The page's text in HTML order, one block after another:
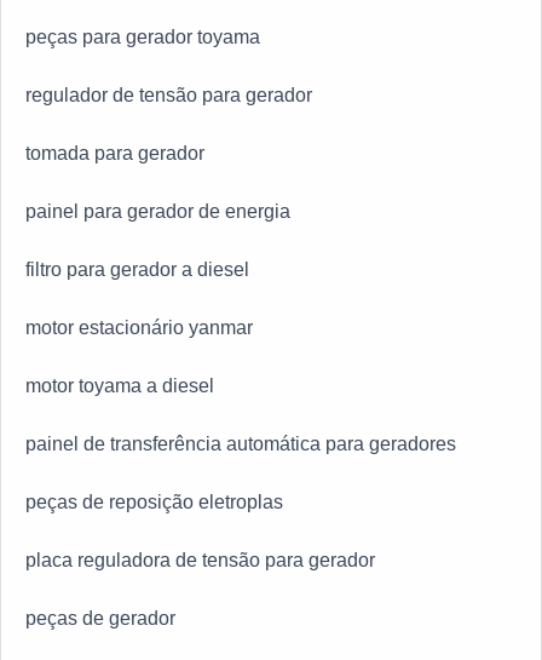
peças para gerador toyama
regulador de tensão para gerador
tomada para gerador
painel para gerador de energia
filtro para gerador a diesel
motor estacionário yanmar
motor toyama a diesel
painel de transferência automática para geradores
peças de reposição eletroplas
placa reguladora de tensão para gerador
peças de gerador